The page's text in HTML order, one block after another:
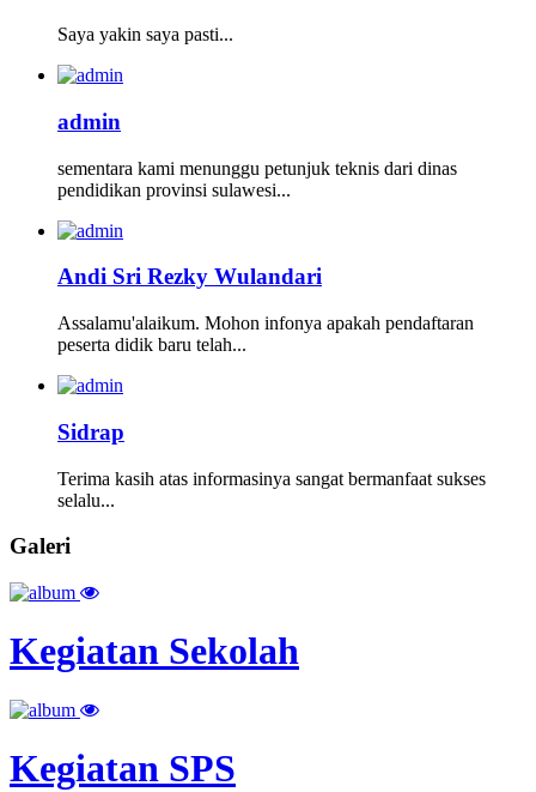
Saya yakin saya pasti...
admin
sementara kami menunggu petunjuk teknis dari dinas
pendidikan provinsi sulawesi...
Andi Sri Rezky Wulandari
Assalamu'alaikum. Mohon infonya apakah pendaftaran
peserta didik baru telah...
Sidrap
Terima kasih atas informasinya sangat bermanfaat sukses
selalu...
Galeri
Kegiatan Sekolah
Kegiatan SPS